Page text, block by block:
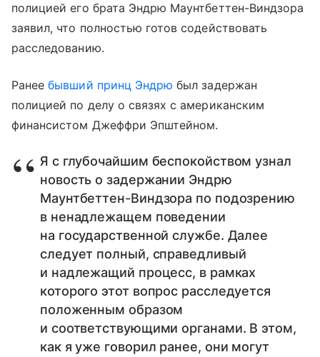
полицией его брата Эндрю Маунтбеттен-Виндзора
заявил, что полностью готов содействовать
расследованию.
Ранеебывший принц Эндрю был задержан
полицией по делу о связях с американским
финансистом Джеффри Эпштейном.
Я с глубочайшим беспокойством узнал
новость о задержании Эндрю
Маунтбеттен-Виндзора по подозрению
в ненадлежащем поведении
на государственной службе. Далее
следует полный, справедливый
и надлежащий процесс, в рамках
которого этот вопрос расследуется
положенным образом
и соответствующими органами. В этом,
как я уже говорил ранее, они могут